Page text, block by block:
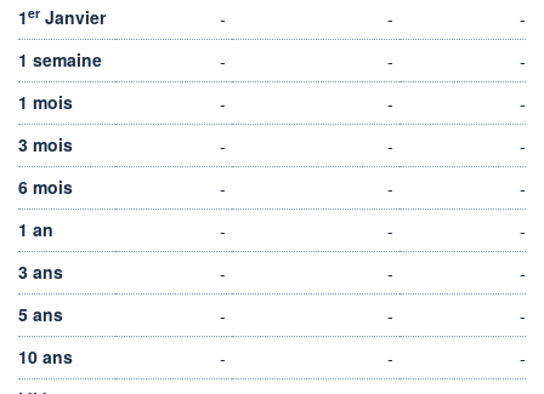
1er Janvier - -
-
1 semaine
- -
-
1 mois
- -
-
3 mois
- -
-
6 mois
- -
-
1 an
- -
-
3 ans
- -
-
5 ans
- -
-
10 ans
- -
-